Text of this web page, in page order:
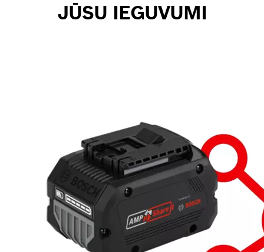
JŪSU IEGUVUMI